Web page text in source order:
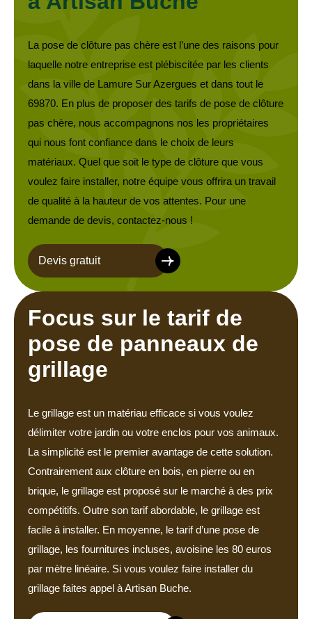
La pose de clôture pas chère est l’une des raisons pour
laquelle notre entreprise est plébiscitée par les clients
dans la ville de Lamure Sur Azergues et dans tout le
69870. En plus de proposer des tarifs de pose de clôture
pas chère, nous accompagnons nos les propriétaires
qui nous font confiance dans le choix de leurs
matériaux. Quel que soit le type de clôture que vous
voulez faire installer, notre équipe vous offrira un travail
de qualité à la hauteur de vos attentes. Pour une
demande de devis, contactez-nous !
Devis gratuit
Focus sur le tarif de
pose de panneaux de
grillage
Le grillage est un matériau efficace si vous voulez
délimiter votre jardin ou votre enclos pour vos animaux.
La simplicité est le premier avantage de cette solution.
Contrairement aux clôture en bois, en pierre ou en
brique, le grillage est proposé sur le marché à des prix
compétitifs. Outre son tarif abordable, le grillage est
facile à installer. En moyenne, le tarif d’une pose de
grillage, les fournitures incluses, avoisine les 80 euros
par mètre linéaire. Si vous voulez faire installer du
grillage faites appel à Artisan Buche.